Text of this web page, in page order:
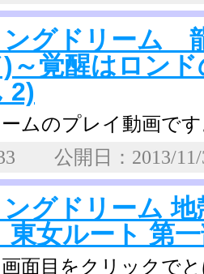
ングドリーム
)～覚醒はロン
2)
ムのプレイ動画で
公開日：
ングドリーム
東女ルート 第
画面目をクリックで